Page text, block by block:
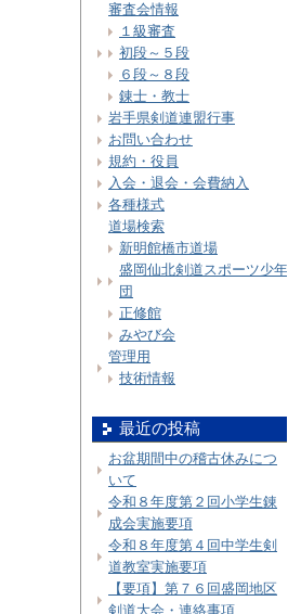
審査会情報
１級審査
初段～５段
６段～８段
錬士・教士
岩手県剣道連盟行事
お問い合わせ
規約・役員
入会・退会・会費納入
各種様式
道場検索
新明館橋市道場
盛岡仙北剣道スポーツ少年
団
正修館
みやび会
管理用
技術情報
最近の投稿
お盆期間中の稽古休みにつ
いて
令和８年度第２回小学生錬
成会実施要項
令和８年度第４回中学生剣
道教室実施要項
【要項】第７６回盛岡地区
剣道大会・連絡事項